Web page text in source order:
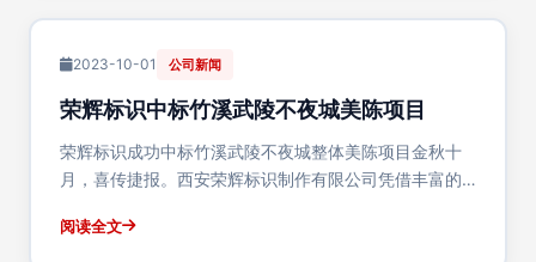
2023-10-01 公司新闻
荣辉标识中标竹溪武陵不夜城美陈项目
荣辉标识成功中标竹溪武陵不夜城整体美陈项目金秋十
月，喜传捷报。西安荣辉标识制作有限公司凭借丰富的
标湖北省十堰市竹溪县"武陵不夜城"整体美陈深化设计制
阅读全文